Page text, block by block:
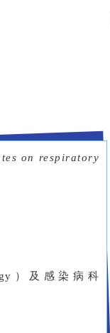
on respiratory
）及感染病科